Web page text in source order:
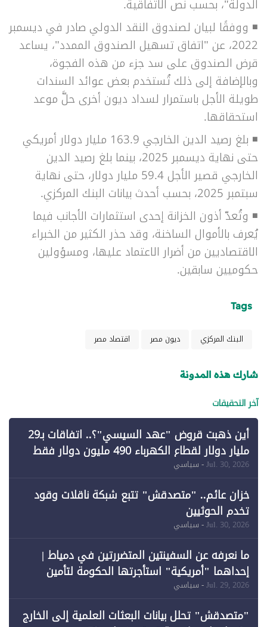
الدولة"، بحسب نص الاتفاقية.
◾ ووفقًا لبيان لصندوق النقد الدولي صادر في ديسمبر
2022، عن "اتفاق تسهيل الصندوق الممدد"، يساعد
قرض الصندوق على سد جزء من هذه الفجوة،
وبالإضافة إلى ذلك تُستخدم بعض عوائد السندات
طويلة الأجل باستمرار لسداد ديون أخرى حلَّ موعد
استحقاقها.
◾
بلغ رصيد الدين الخارجي 163.9 مليار دولار أمريكي
حتى نهاية ديسمبر 2025، بينما بلغ رصيد الدين
الخارجي قصير الأجل 59.4 مليار دولار، حتى نهاية
سبتمبر 2025، بحسب أحدث بيانات البنك المركزي.
◾ وتُعدّ أذون الخزانة إحدى استثمارات الأجانب فيما
يُعرف بالأموال الساخنة، وقد حذر الكثير من الخبراء
الاقتصاديين من أضرار الاعتماد عليها، ومسؤولين
حكوميين سابقين.
Tags
البنك المركزي ديون مصر اقتصاد مصر
شارك هذه المدونة
آخر التحقيقات
أين ذهبت قروض "عهد السيسي"؟.. اتفاقات بـ29
مليار دولار لقطاع الكهرباء 490 مليون دولار فقط
لـ"الطاقة المتجددة" (1)
Jul. 30, 2026- سياسي
خزان عائم.. "متصدقش" تتبع شبكة ناقلات وقود
تخدم الحوثيين
Jul. 30, 2026- سياسي
ما نعرفه عن السفينتين المتضررتين في دمياط |
إحداهما "أمريكية" استأجرتها الحكومة لتأمين
احتياجات الطاقة
Jul. 29, 2026- سياسي
"متصدقش" تحلل بيانات البعثات العلمية إلى الخارج